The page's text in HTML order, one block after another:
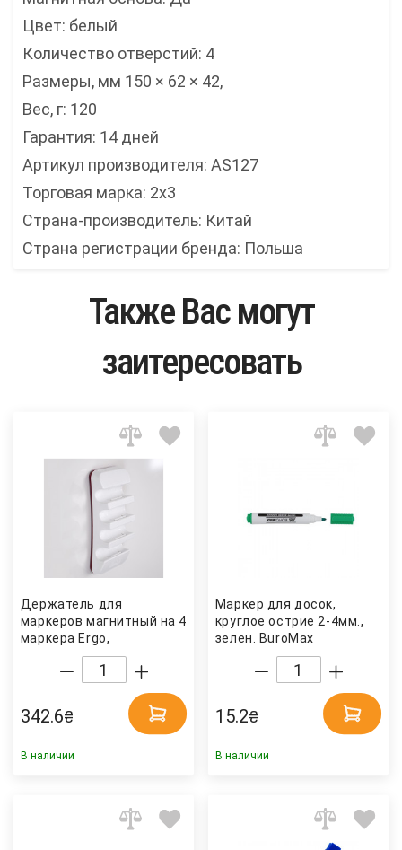
Цвет: белый
Количество отверстий: 4
Размеры, мм 150 × 62 × 42,
Вес, г: 120
Гарантия: 14 дней
Артикул производителя: AS127
Торговая марка: 2x3
Страна-производитель: Китай
Страна регистрации бренда: Польша
Также Вас могут
заитересовать
Держатель для
маркеров магнитный на 4
маркера Ergo,
горизонтальный 2x3
342.6₴
В наличии
Маркер для досок,
круглое острие 2-4мм.,
зелен. BuroMax
15.2₴
В наличии